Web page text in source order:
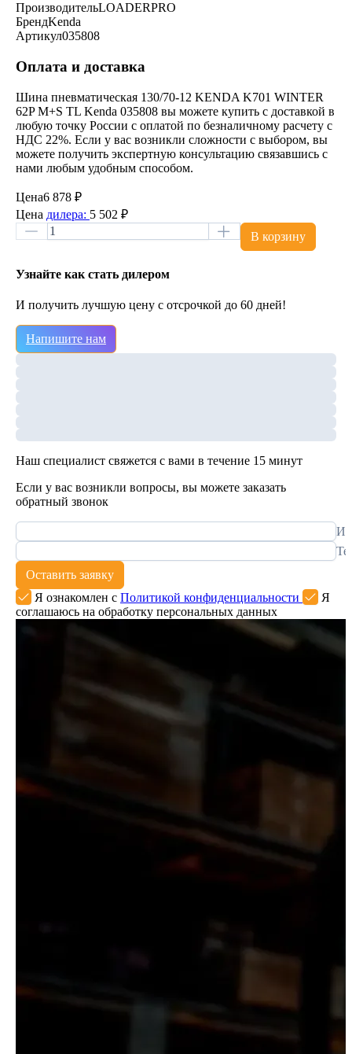
ПроизводительLOADERPRO
БрендKenda
Артикул035808
Оплата и доставка
Шина пневматическая 130/70-12 KENDA K701 WINTER
62P M+S TL Kenda 035808 вы можете купить с доставкой в
любую точку России с оплатой по безналичному расчету с
НДС 22%. Если у вас возникли сложности с выбором, вы
можете получить экспертную консультацию связавшись с
нами любым удобным способом.
Цена6 878 ₽
Цена дилера: 5 502 ₽
В корзину
Узнайте как стать дилером
И получить лучшую цену с отсрочкой до 60 дней!
Напишите нам
Наш специалист свяжется с вами в течение 15 минут
Если у вас возникли вопросы, вы можете заказать
обратный звонок
Оставить заявку
Я ознакомлен с Политикой конфиденциальности
Я
соглашаюсь на обработку персональных данных